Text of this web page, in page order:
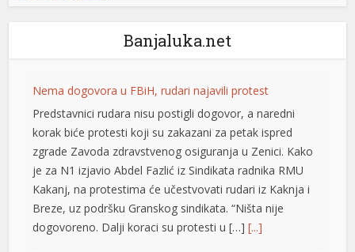
Banjaluka.net
Nema dogovora u FBiH, rudari najavili protest
Predstavnici rudara nisu postigli dogovor, a naredni
korak biće protesti koji su zakazani za petak ispred
zgrade Zavoda zdravstvenog osiguranja u Zenici. Kako
je za N1 izjavio Abdel Fazlić iz Sindikata radnika RMU
Kakanj, na protestima će učestvovati rudari iz Kaknja i
Breze, uz podršku Granskog sindikata. “Ništa nije
dogovoreno. Dalji koraci su protesti u […][...]